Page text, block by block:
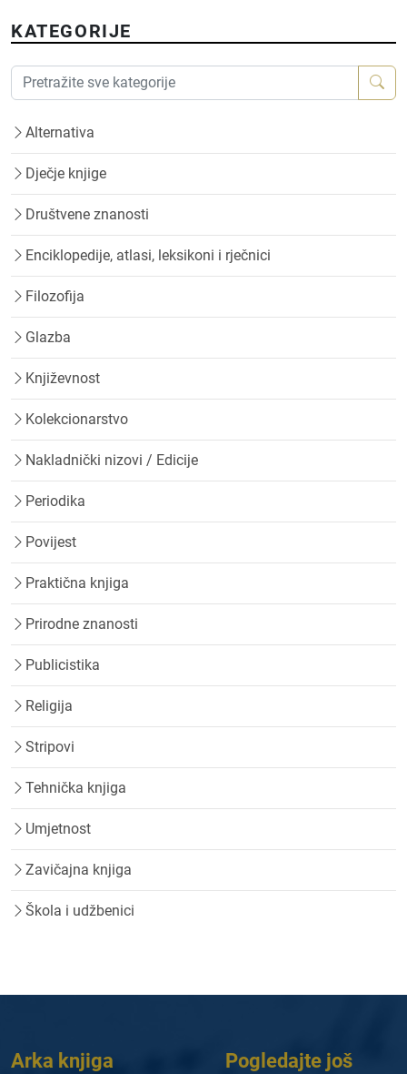
KATEGORIJE
Alternativa
Dječje knjige
Društvene znanosti
Enciklopedije, atlasi, leksikoni i rječnici
Filozofija
Glazba
Književnost
Kolekcionarstvo
Nakladnički nizovi / Edicije
Periodika
Povijest
Praktična knjiga
Prirodne znanosti
Publicistika
Religija
Stripovi
Tehnička knjiga
Umjetnost
Zavičajna knjiga
Škola i udžbenici
Arka knjiga Pogledajte još